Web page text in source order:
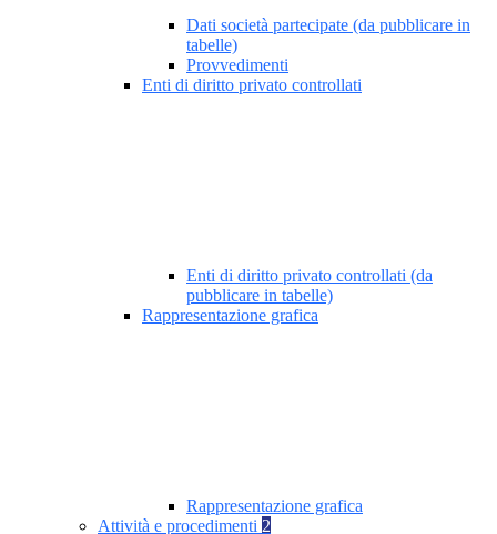
Dati società partecipate (da pubblicare in
tabelle)
Provvedimenti
Enti di diritto privato controllati
Enti di diritto privato controllati (da
pubblicare in tabelle)
Rappresentazione grafica
Rappresentazione grafica
Attività e procedimenti 2